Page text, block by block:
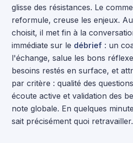
glisse des résistances. Le
reformule, creuse les enjeux.
choisit, il met fin à la
immédiate sur le débrief : un
l'échange, salue les bons
besoins restés en surface, et
par critère : qualité des
écoute active et validation des
note globale. En quelques
sait précisément quoi retravailler.